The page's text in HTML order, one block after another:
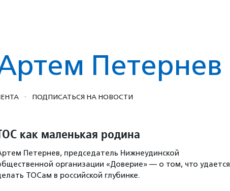
Петернев
· ПОДПИСАТЬСЯ НА НОВОСТИ
как маленькая родина
Петернев, председатель Нижнеудинской
организации «Доверие» — о том, что удается
ТОСам в российской глубинке.